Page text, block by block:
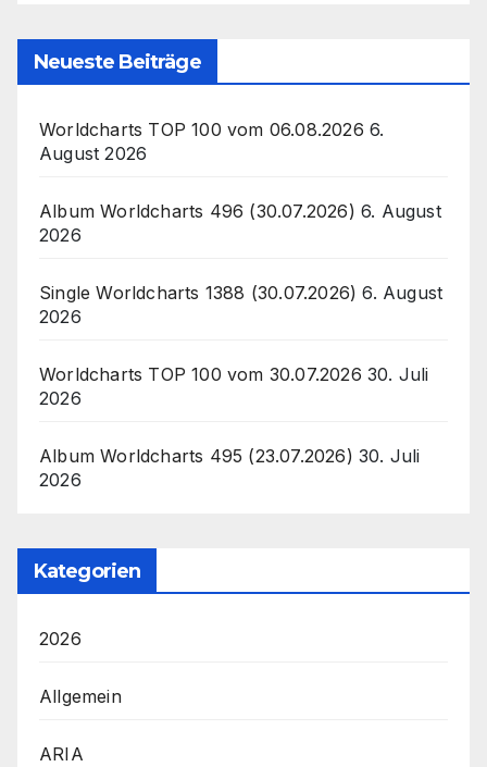
Neueste Beiträge
Worldcharts TOP 100 vom 06.08.2026 6.
August 2026
Album Worldcharts 496 (30.07.2026) 6. August
2026
Single Worldcharts 1388 (30.07.2026) 6. August
2026
Worldcharts TOP 100 vom 30.07.2026 30. Juli
2026
Album Worldcharts 495 (23.07.2026) 30. Juli
2026
Kategorien
2026
Allgemein
ARIA